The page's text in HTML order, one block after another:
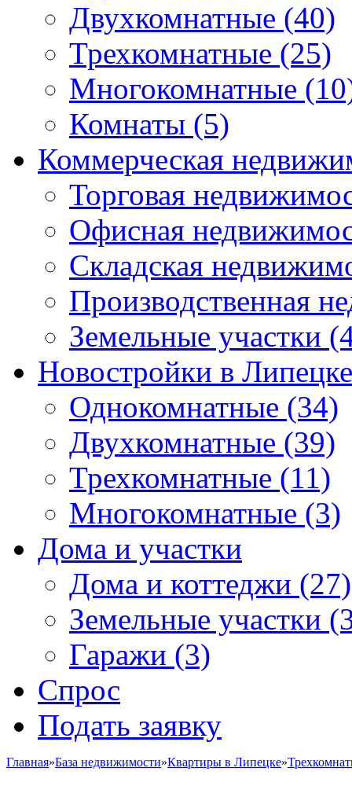
Двухкомнатные (40)
Трехкомнатные (25)
Многокомнатные
Комнаты (5)
Коммерческая
Торговая
Офисная
Складская
Производственная
Земельные участки
Новостройки в Липецке
Однокомнатные (34)
Двухкомнатные (39)
Трехкомнатные (11)
Многокомнатные (3)
Дома и участки
Дома и коттеджи (27)
Земельные участки
Гаражи (3)
Спрос
Подать заявку
Главная»База недвижимости»Квартиры в Липецке»